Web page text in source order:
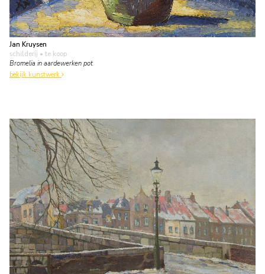
Jan Kruysen
schilderij • te koop
Bromelia in aardewerken pot
bekijk kunstwerk